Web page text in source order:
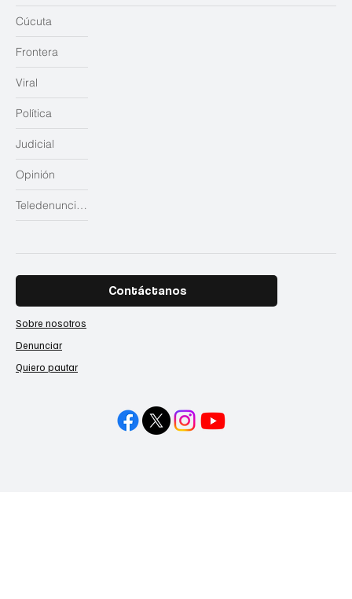
Judicial
Opinión
Teledenuncias
Cúcuta
Frontera
Viral
Política
Contáctanos
Sobre nosotros
Denunciar
Quiero pautar